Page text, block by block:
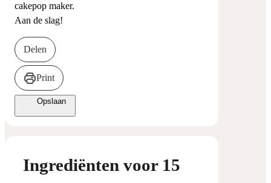
cakepop maker.
Aan de slag!
Delen
Print
Opslaan
Ingrediënten voor 15